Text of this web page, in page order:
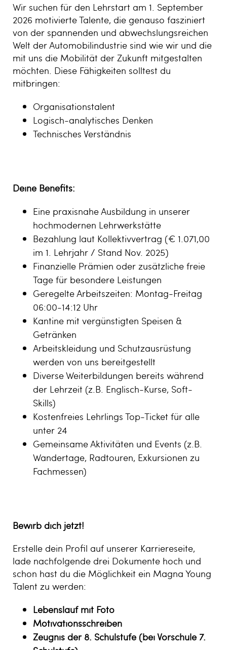
Wir suchen für den Lehrstart am 1. September
2026 motivierte Talente, die genauso fasziniert
von der spannenden und abwechslungsreichen
Welt der Automobilindustrie sind wie wir und die
mit uns die Mobilität der Zukunft mitgestalten
möchten. Diese Fähigkeiten solltest du
mitbringen:
Organisationstalent
Logisch-analytisches Denken
Technisches Verständnis
Deine Benefits:
Eine praxisnahe Ausbildung in unserer
hochmodernen Lehrwerkstätte
Bezahlung laut Kollektivvertrag (€ 1.071,00
im 1. Lehrjahr / Stand Nov. 2025)
Finanzielle Prämien oder zusätzliche freie
Tage für besondere Leistungen
Geregelte Arbeitszeiten: Montag-Freitag
06:00-14:12 Uhr
Kantine mit vergünstigten Speisen &
Getränken
Arbeitskleidung und Schutzausrüstung
werden von uns bereitgestellt
Diverse Weiterbildungen bereits während
der Lehrzeit (z.B. Englisch-Kurse, Soft-
Skills)
Kostenfreies Lehrlings Top-Ticket für alle
unter 24
Gemeinsame Aktivitäten und Events (z.B.
Wandertage, Radtouren, Exkursionen zu
Fachmessen)
Bewirb dich jetzt!
Erstelle dein Profil auf unserer Karriereseite,
lade nachfolgende drei Dokumente hoch und
schon hast du die Möglichkeit ein Magna Young
Talent zu werden:
Lebenslauf mit Foto
Motivationsschreiben
Zeugnis der 8. Schulstufe (bei Vorschule 7.